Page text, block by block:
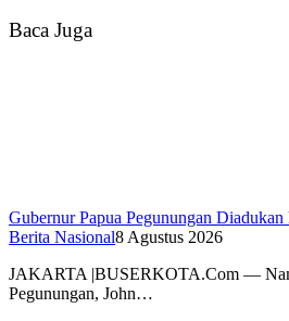
Baca Juga
Gubernur Papua Pegunungan
Berita Nasional8 Agustus 2026
JAKARTA |BUSERKOTA.Com —
Pegunungan, John…